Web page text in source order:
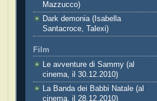
Mazzucco)
Dark demonia (Isabella
Santacroce, Talexi)
Film
Le avventure di Sammy (al
cinema, il 30.12.2010)
La Banda dei Babbi Natale (al
cinema, il 28.12.2010)